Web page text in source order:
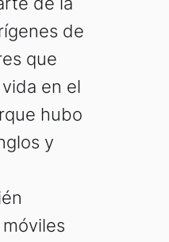
de
que
en el
hubo
y